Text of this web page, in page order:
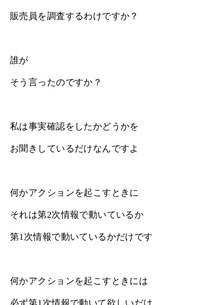
販売員を調査するわけですか？
誰が
そう言ったのですか？
私は事実確認をしたかどうかを
お聞きしているだけなんですよ
何かアクションを起こすときに
それは第2次情報で動いているか
第1次情報で動いているかだけです
何かアクションを起こすときには